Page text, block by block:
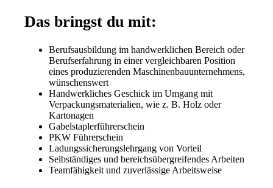
Das bringst du mit:
Berufsausbildung im handwerklichen Bereich oder
Berufserfahrung in einer vergleichbaren Position
eines produzierenden Maschinenbauunternehmens,
wünschenswert
Handwerkliches Geschick im Umgang mit
Verpackungsmaterialien, wie z. B. Holz oder
Kartonagen
Gabelstaplerführerschein
PKW Führerschein
Ladungssicherungslehrgang von Vorteil
Selbständiges und bereichsübergreifendes Arbeiten
Teamfähigkeit und zuverlässige Arbeitsweise